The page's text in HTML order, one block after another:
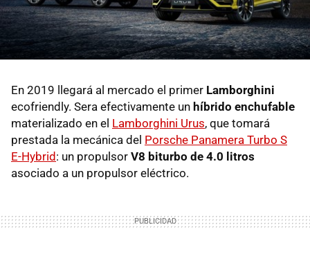
En 2019 llegará al mercado el primer Lamborghini
ecofriendly. Sera efectivamente un híbrido enchufable
materializado en el Lamborghini Urus, que tomará
prestada la mecánica del Porsche Panamera Turbo S
E-Hybrid: un propulsor V8 biturbo de 4.0 litros
asociado a un propulsor eléctrico.